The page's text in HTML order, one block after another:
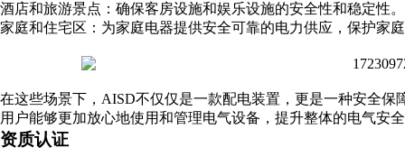
酒店和旅游景点：确保客房设施和娱乐设施的安全性和稳定性。
家庭和住宅区：为家庭电器提供安全可靠的电力供应，保护家
在这些场景下，AISD不仅仅是一款配电装置，更是一种安全
用户能够更加放心地使用和管理电气设备，提升整体的电气安
资质认证